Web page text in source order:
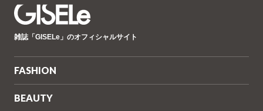
ゼ
雑誌「GISELe」のオフィシャルサイト
FASHION
BEAUTY